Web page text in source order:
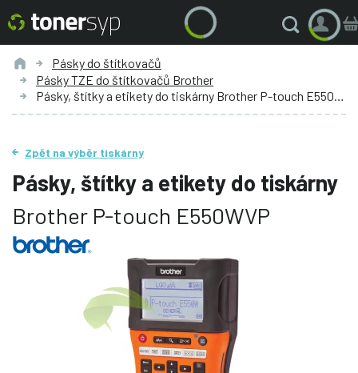
Pásky do štítkovačů
Pásky TZE do štítkovačů Brother
Pásky, štítky a etikety do tiskárny Brother P-touch E550WVP
Zpět na výběr tiskárny
Pásky, štítky a etikety do tiskárny
Brother P-touch E550WVP